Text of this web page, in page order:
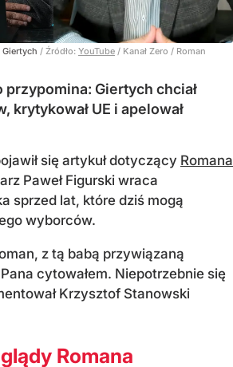
/ Źródło: YouTube / Kanał Zero / Roman
przypomina: Giertych chciał
krytykował UE i apelował
się artykuł dotyczący Romana
Paweł Figurski wraca
sprzed lat, które dziś mogą
wyborców.
z tą babą przywiązaną
cytowałem. Niepotrzebnie się
Krzysztof Stanowski
Romana